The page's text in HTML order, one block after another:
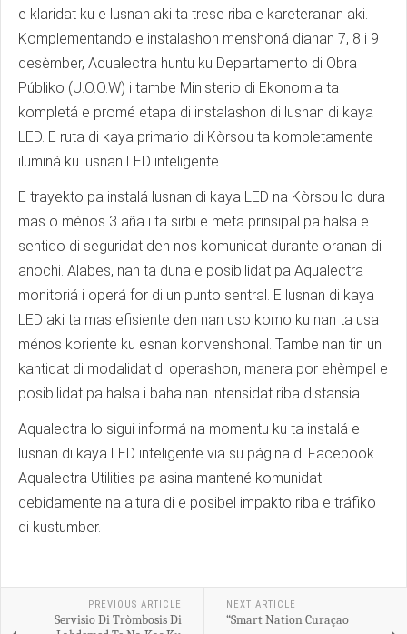
e klaridat ku e lusnan aki ta trese riba e kareteranan aki.
Komplementando e instalashon menshoná dianan 7, 8 i 9
desèmber, Aqualectra huntu ku Departamento di Obra
Públiko (U.O.O.W) i tambe Ministerio di Ekonomia ta
kompletá e promé etapa di instalashon di lusnan di kaya
LED. E ruta di kaya primario di Kòrsou ta kompletamente
iluminá ku lusnan LED inteligente.
E trayekto pa instalá lusnan di kaya LED na Kòrsou lo dura
mas o ménos 3 aña i ta sirbi e meta prinsipal pa halsa e
sentido di seguridat den nos komunidat durante oranan di
anochi. Alabes, nan ta duna e posibilidat pa Aqualectra
monitoriá i operá for di un punto sentral. E lusnan di kaya
LED aki ta mas efisiente den nan uso komo ku nan ta usa
ménos koriente ku esnan konvenshonal. Tambe nan tin un
kantidat di modalidat di operashon, manera por ehèmpel e
posibilidat pa halsa i baha nan intensidat riba distansia.
Aqualectra lo sigui informá na momentu ku ta instalá e
lusnan di kaya LED inteligente via su página di Facebook
Aqualectra Utilities pa asina mantené komunidat
debidamente na altura di e posibel impakto riba e tráfiko
di kustumber.
PREVIOUS ARTICLE
Servisio Di Tròmbosis Di
NEXT ARTICLE
“Smart Nation Curaçao